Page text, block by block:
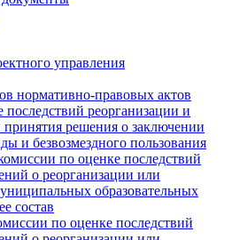
управления
нормативно-правовых актов
реорганизации и
принятия решения о заключении
и безвозмездного пользования
по оценке последствий
о реорганизации или
образовательных
состав
по оценке последствий